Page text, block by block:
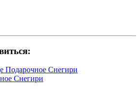
Снегири